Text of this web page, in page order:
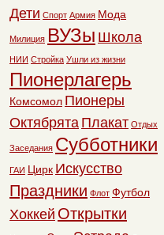
Дети Спорт Армия Мода
Милиция ВУЗы Школа
НИИ Стройка Ушли из жизни
Пионерлагерь
Комсомол Пионеры
Октябрята Плакат Отдых
Заседания Субботники
ГАИ Цирк Искусство
Праздники Флот Футбол
Хоккей Открытки